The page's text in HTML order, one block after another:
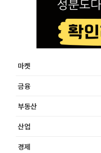
마켓
금융
부동산
산업
경제